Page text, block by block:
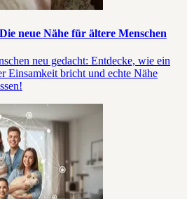
neue Nähe für ältere Menschen
neu gedacht: Entdecke, wie ein
Einsamkeit bricht und echte Nähe